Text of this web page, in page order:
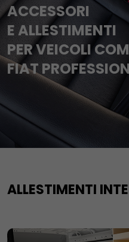
ACCESSORI
E ALLESTIMENTI
PER VEICOLI
FIAT
ALLESTIMENTI